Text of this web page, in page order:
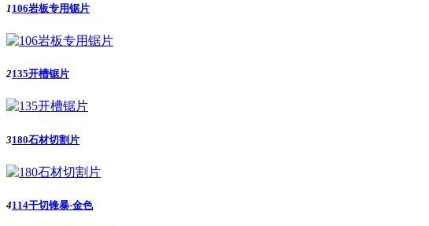
1 106岩板专用锯片
2135开槽锯片
3180石材切割片
4114干切锋暴-金色